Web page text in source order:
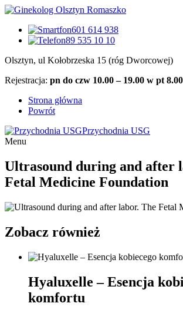
601 614 938
89 535 10 10
Olsztyn, ul Kołobrzeska 15 (róg Dworcowej)
Rejestracja: pn do czw 10.00 – 19.00 w pt
Strona główna
Powrót
Przychodnia USG
Menu
Ultrasound during and after
Fetal Medicine Foundation
Zobacz również
Hyaluxelle – Esencja
komfortu